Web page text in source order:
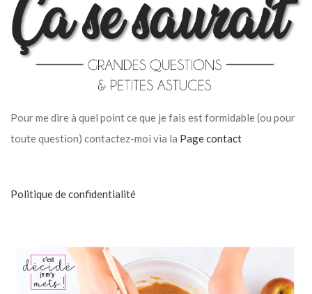
Pour me dire à quel point ce que je fais est formidable (ou pour
toute question) contactez-moi via la Page contact
Politique de confidentialité